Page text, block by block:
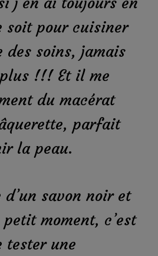
soit pour cuisiner
des soins, jamais
!!! Et il me
du macérat
parfait
la peau.
d’un savon noir et
moment, c’est
tester une